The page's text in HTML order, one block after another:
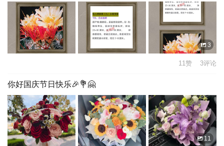
3
11赞 3评论
你好国庆节日快乐🎉💐🤗
11